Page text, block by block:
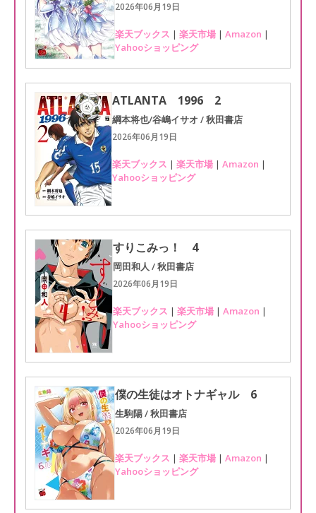
2026年06月19日
楽天ブックス | 楽天市場 | Amazon |
Yahooショッピング
ATLANTA 1996 2
綱本将也/谷嶋イサオ / 秋田書店
2026年06月19日
楽天ブックス | 楽天市場 | Amazon |
Yahooショッピング
すりこみっ！ 4
岡田和人 / 秋田書店
2026年06月19日
楽天ブックス | 楽天市場 | Amazon |
Yahooショッピング
僕の生徒はオトナギャル 6
生駒陽 / 秋田書店
2026年06月19日
楽天ブックス | 楽天市場 | Amazon |
Yahooショッピング